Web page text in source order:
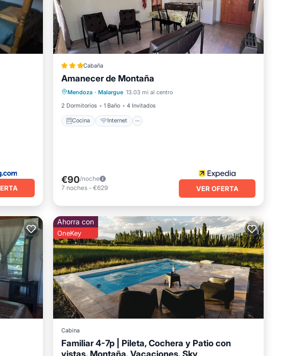
que describe
Cabaña
Amanecer de Montaña
Mendoza · Malargue 13.03 mi al centro
2 Dormitorios
1 Baño 4 Invitados
Cocina Internet
Cocina Internet
TV
€90/noche
7 noches - €629 VER OFERTA
Ahorra con
OneKey
Cabina
Familiar 4-7p | Pileta, Cochera y Patio con
vistas, Montaña, Vacaciones, Sky